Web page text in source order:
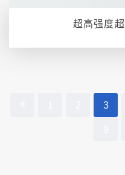
超高强度
3